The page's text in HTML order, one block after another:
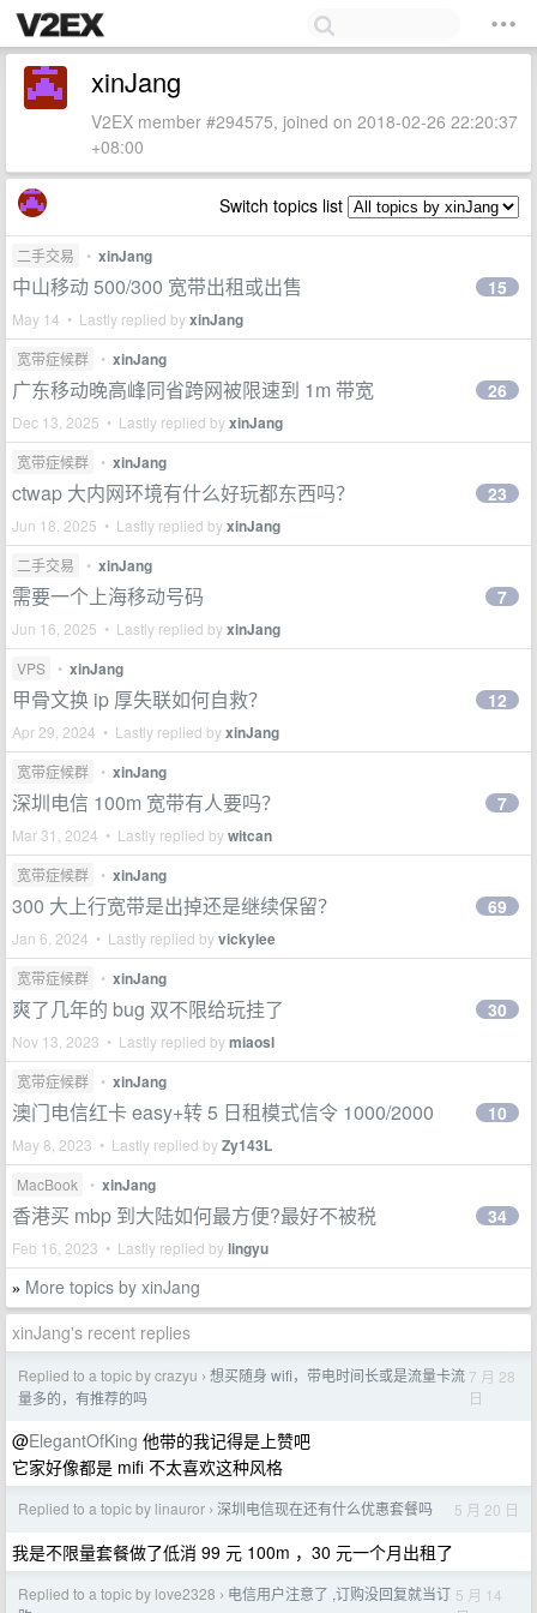
xinJang
V2EX member #294575, joined on 2018-02-26 22:20:37
+08:00
Switch topics list
二手交易 • xinJang
中山移动 500/300 宽带出租或出售
May 14 • Lastly replied byxinJang
15
宽带症候群 • xinJang
广东移动晚高峰同省跨网被限速到 1m 带宽
Dec 13, 2025 • Lastly replied byxinJang
26
宽带症候群 • xinJang
ctwap 大内网环境有什么好玩都东西吗？
Jun 18, 2025 • Lastly replied byxinJang
23
二手交易 • xinJang
需要一个上海移动号码
Jun 16, 2025 • Lastly replied byxinJang
7
VPS • xinJang
甲骨文换 ip 厚失联如何自救？
Apr 29, 2024 • Lastly replied byxinJang
12
宽带症候群 • xinJang
深圳电信 100m 宽带有人要吗？
Mar 31, 2024 • Lastly replied bywitcan
7
宽带症候群 • xinJang
300 大上行宽带是出掉还是继续保留？
Jan 6, 2024 • Lastly replied byvickylee
69
宽带症候群 • xinJang
爽了几年的 bug 双不限给玩挂了
Nov 13, 2023 • Lastly replied bymiaosl
30
宽带症候群 • xinJang
澳门电信红卡 easy+转 5 日租模式信令 1000/2000
May 8, 2023 • Lastly replied byZy143L
10
MacBook • xinJang
香港买 mbp 到大陆如何最方便?最好不被税
Feb 16, 2023 • Lastly replied bylingyu
34
» More topics by xinJang
xinJang's recent replies
Replied to a topic by crazyu › 想买随身 wifi，带电时间长或是流量卡流
量多的，有推荐的吗
7 月 28
日
@ElegantOfKing 他带的我记得是上赞吧
它家好像都是 mifi 不太喜欢这种风格
Replied to a topic by linauror › 深圳电信现在还有什么优惠套餐吗 5 月 20 日
我是不限量套餐做了低消 99 元 100m ，30 元一个月出租了
Replied to a topic by love2328 › 电信用户注意了 ,订购没回复就当订 5 月 14